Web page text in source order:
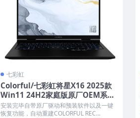
七彩虹
Colorful/七彩虹将星X16 2025款
Win11 24H2家庭版原厂OEM系统
带COLORFUL一键还原
安装完毕自带原厂驱动和预装软件以及一键
恢复功能，自动重建COLORFUL REC...